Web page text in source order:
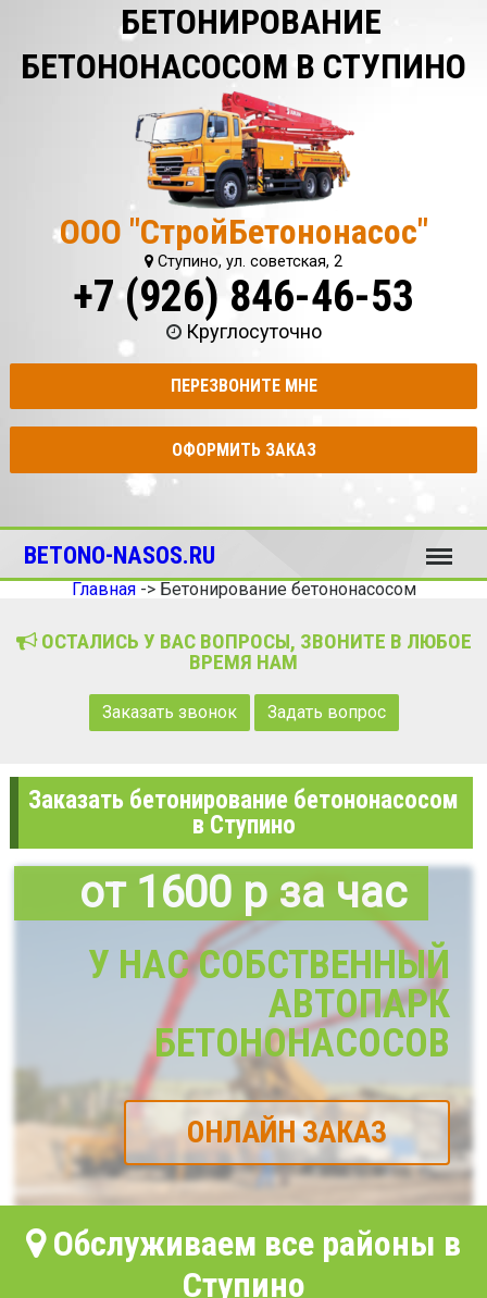
БЕТОНИРОВАНИЕ
БЕТОНОНАСОСОМ В СТУПИНО
ООО "СтройБетононасос"
Ступино, ул. советская, 2
+7 (926) 846-46-53
Круглосуточно
ПЕРЕЗВОНИТЕ МНЕ
ОФОРМИТЬ ЗАКАЗ
BETONO-NASOS.RU Меню
Главная-> Бетонирование бетононасосом
ОСТАЛИСЬ У ВАС ВОПРОСЫ, ЗВОНИТЕ В ЛЮБОЕ
ВРЕМЯ НАМ
Заказать звонок Задать вопрос
Заказать бетонирование бетононасосом
в Ступино
от 1600 р за час
У НАС СОБСТВЕННЫЙ
АВТОПАРК
БЕТОНОНАСОСОВ
ОНЛАЙН ЗАКАЗ
Обслуживаем все районы в
Ступино